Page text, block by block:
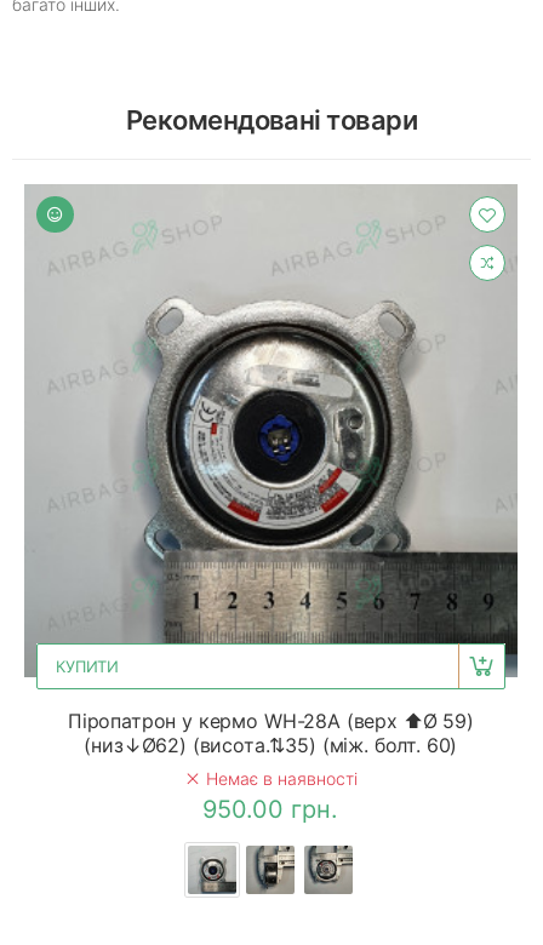
багато інших.
Рекомендовані товари
КУПИТИ
Піропатрон у кермо WH-28A (верх ⬆Ø 59)
(низ↓Ø62) (висота.⇅35) (між. болт. 60)
Немає в наявності
950.00 грн.